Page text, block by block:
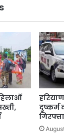
दुष्कर्म